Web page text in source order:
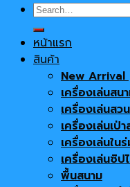
Search
for:
หน้าแรก
สินค้า
New Arrival
เครื่องเล่นสน
เครื่องเล่นสว
เครื่องเล่นเป่
เครื่องเล่นใน
เครื่องเล่นซิป
พื้นสนาม